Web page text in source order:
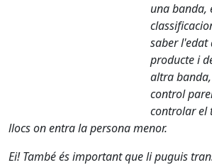
una banda,
saber l'edat
producte i
altra
control
controlar el
llocs on entra la persona menor.
Ei! També és important que li puguis